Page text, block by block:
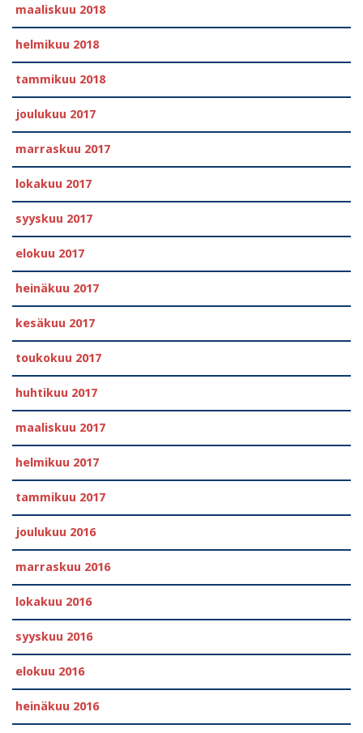
maaliskuu 2018
helmikuu 2018
tammikuu 2018
joulukuu 2017
marraskuu 2017
lokakuu 2017
syyskuu 2017
elokuu 2017
heinäkuu 2017
kesäkuu 2017
toukokuu 2017
huhtikuu 2017
maaliskuu 2017
helmikuu 2017
tammikuu 2017
joulukuu 2016
marraskuu 2016
lokakuu 2016
syyskuu 2016
elokuu 2016
heinäkuu 2016